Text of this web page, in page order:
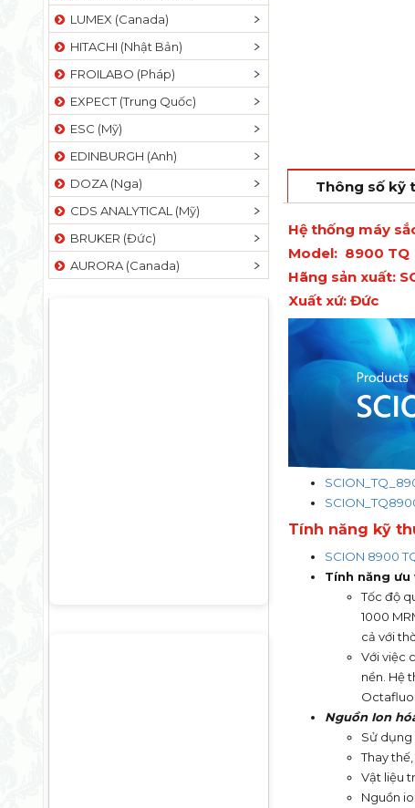
LUMEX (Canada)
HITACHI (Nhật Bản)
FROILABO (Pháp)
EXPECT (Trung Quốc)
ESC (Mỹ)
EDINBURGH (Anh)
DOZA (Nga)
CDS ANALYTICAL (Mỹ)
BRUKER (Đức)
AURORA (Canada)
Thông số kỹ
Hệ thống máy
Model: 8900 TQ
Hãng sản xuất:
Xuất xứ: Đức
Tính năng kỹ
SCION 8900
Tính năngưu
Tốc độ
1000
cả với
Với việc
nền. Hệ
Nguồn Ion
Sử dụng
Thay
Vật liệu
Nguồn